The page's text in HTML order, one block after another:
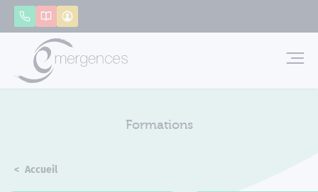
AppelerCatalogue
Formations
Accueil
Panneau de gestion des cookies